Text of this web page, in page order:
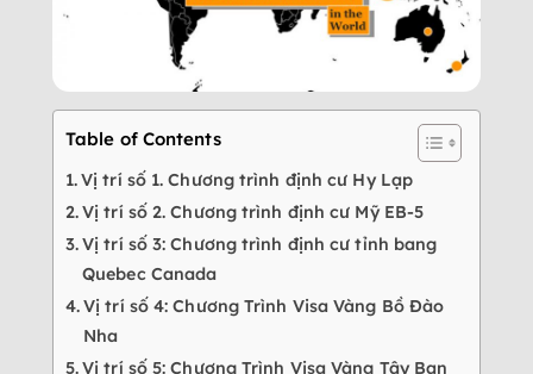
Table of Contents
Vị trí số 1. Chương trình định cư Hy Lạp
Vị trí số 2. Chương trình định cư Mỹ EB-5
Vị trí số 3: Chương trình định cư tỉnh bang
Quebec Canada
Vị trí số 4: Chương Trình Visa Vàng Bồ Đào
Nha
Vị trí số 5: Chương Trình Visa Vàng Tây Ban